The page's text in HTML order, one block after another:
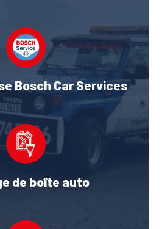
Bosch Car Services
de boîte auto